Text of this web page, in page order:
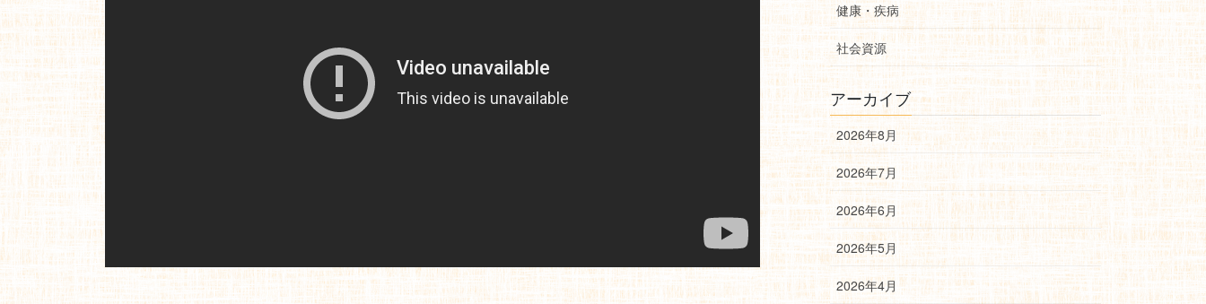
健康・疾病
社会資源
アーカイブ
2026年8月
2026年7月
2026年6月
2026年5月
2026年4月